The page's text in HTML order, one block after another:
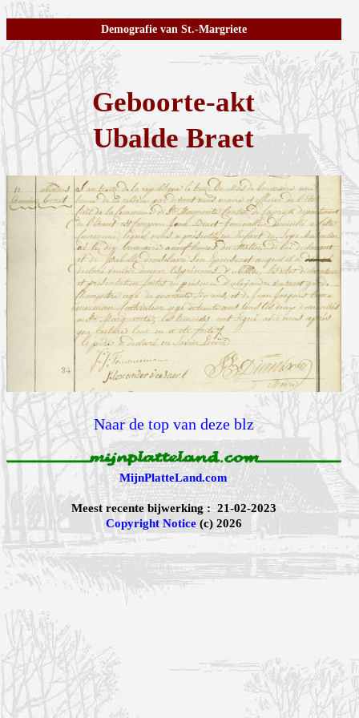
Demografie van St.-Margriete
Geboorte-akt
Ubalde Braet
Naar de top van deze blz
MijnPlatteLand.com
Meest recente bijwerking : 21-02-2023
Copyright Notice(c) 2026